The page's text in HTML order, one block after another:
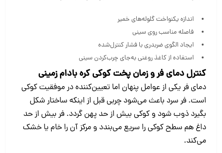
اندازه یکنواخت گلوله‌های خمیر
فاصله مناسب روی سینی
ایجاد الگوی ضربدری با فشار کنترل‌شده
استفاده از کاغذ روغنی به‌جای چرب‌کردن سینی
کنترل دمای فر و زمان پخت کوکی کره بادام زمینی
دمای فر یکی از عوامل پنهان اما تعیین‌کننده در موفقیت کوکی
است. فر سرد باعث می‌شود چربی قبل از اینکه ساختار شکل
بگیرد ذوب شود و کوکی بیش از حد پهن گردد. فر بیش از حد
داغ هم سطح کوکی را سریع می‌بندد و مرکز آن را خام یا خشک
می‌کند.